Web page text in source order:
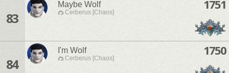
83
Maybe Wolf
Cerberus [Chaos]
1751
84
I'm Wolf
Cerberus [Chaos]
1750